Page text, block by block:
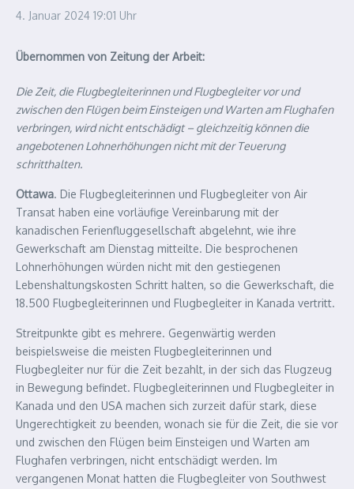
4. Januar 2024 19:01 Uhr
Übernommen von Zeitung der Arbeit:
Die Zeit, die Flugbegleiterinnen und Flugbegleiter vor und
zwischen den Flügen beim Einsteigen und Warten am Flughafen
verbringen, wird nicht entschädigt – gleichzeitig können die
angebotenen Lohnerhöhungen nicht mit der Teuerung
schritthalten.
Ottawa. Die Flugbegleiterinnen und Flugbegleiter von Air
Transat haben eine vorläufige Vereinbarung mit der
kanadischen Ferienfluggesellschaft abgelehnt, wie ihre
Gewerkschaft am Dienstag mitteilte. Die besprochenen
Lohnerhöhungen würden nicht mit den gestiegenen
Lebenshaltungskosten Schritt halten, so die Gewerkschaft, die
18.500 Flugbegleiterinnen und Flugbegleiter in Kanada vertritt.
Streitpunkte gibt es mehrere. Gegenwärtig werden
beispielsweise die meisten Flugbegleiterinnen und
Flugbegleiter nur für die Zeit bezahlt, in der sich das Flugzeug
in Bewegung befindet. Flugbegleiterinnen und Flugbegleiter in
Kanada und den USA machen sich zurzeit dafür stark, diese
Ungerechtigkeit zu beenden, wonach sie für die Zeit, die sie vor
und zwischen den Flügen beim Einsteigen und Warten am
Flughafen verbringen, nicht entschädigt werden. Im
vergangenen Monat hatten die Flugbegleiter von Southwest